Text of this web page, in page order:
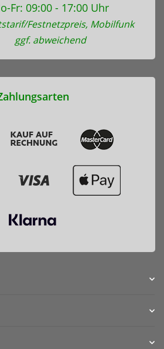
Fr: 09:00 - 17:00 Uhr
Festnetzpreis, Mobilfunk
ggf. abweichend